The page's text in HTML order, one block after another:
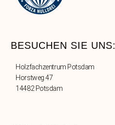
BESUCHEN SIE UNS:
Holzfachzentrum Potsdam
Horstweg 47
14482 Potsdam